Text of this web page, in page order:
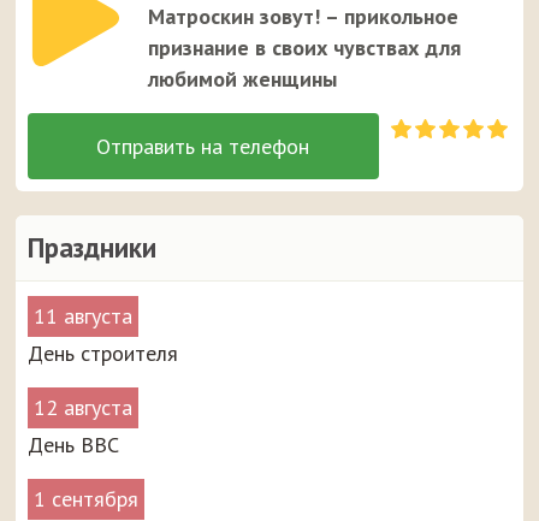
Праздники
11 августа
День строителя
12 августа
День ВВС
1 сентября
Матроскин зовут! – прикольное
признание в своих чувствах для
любимой женщины